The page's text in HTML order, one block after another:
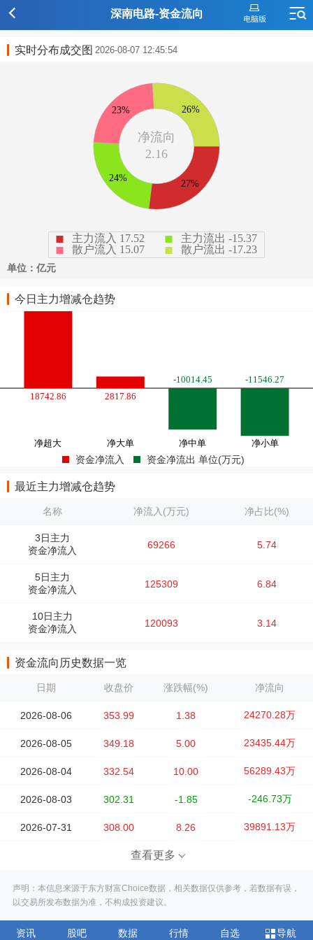
深南电路-资金流向
实时分布成交图 2026-08-07 12:45:54
今日主力增减仓趋势
资金净流入 资金净流出 单位(万元)
最近主力增减仓趋势
名称 净流入(万元) 净占比(%)
3日主力
资金净流入
69266 5.74
5日主力
资金净流入
125309 6.84
10日主力
资金净流入
120093 3.14
资金流向历史数据一览
日期 收盘价 涨跌幅(%) 净流向
2026-08-06 353.99 1.38 24270.28万
2026-08-05 349.18 5.00 23435.44万
2026-08-04 332.54 10.00 56289.43万
2026-08-03 302.31 -1.85 -246.73万
2026-07-31 308.00 8.26 39891.13万
查看更多
声明：本信息来源于东方财富Choice数据，相关数据仅供参考，若数据有误，
以交易所发布数据为准，不构成投资建议。
资讯 股吧 数据 行情 自选 导航